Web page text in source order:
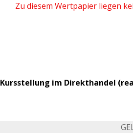
Zu diesem Wertpapier liegen
Kursstellung im Direkthandel